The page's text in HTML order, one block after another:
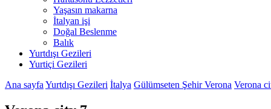
Yaşasın makarna
İtalyan işi
Doğal Beslenme
Balık
Yurtdışı Gezileri
Yurtiçi Gezileri
Ana sayfa Yurtdışı Gezileri İtalya Gülümseten Şehir Verona Verona